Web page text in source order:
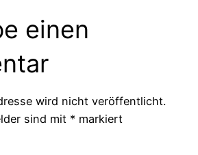
einen
wird nicht veröffentlicht.
sind mit * markiert